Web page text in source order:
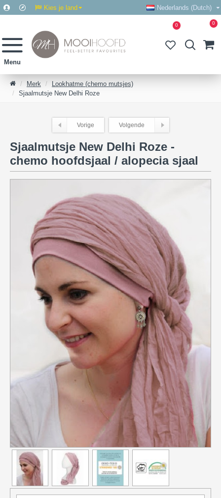
Kies je land Nederlands (Dutch)
0 0
Merk
Lookhatme (chemo mutsjes)
Sjaalmutsje New Delhi Roze
Vorige Volgende
Sjaalmutsje New Delhi Roze -
chemo hoofdsjaal / alopecia sjaal